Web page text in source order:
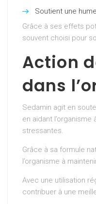
Soutient une
Grâce à ses effets
souvent choisi pour
Action
dans
Sedamin agit en
en aidant
stressantes.
Grâce à sa formule
l’organisme à
Avec une utilisation
contribuer à une